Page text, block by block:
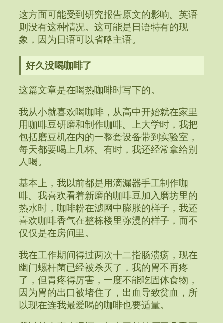
这方面可能受到研究报告原文的影响。英语
则没有这种情况。这可能是日语特有的现
象，因为日语可以省略主语。
好久没喝咖啡了
这篇文章是在喝热咖啡时写下的。
我从小就喜欢喝咖啡，从高中开始就在家里
用咖啡豆研磨和制作咖啡。上大学时，我把
包括磨豆机在内的一整套设备带到实验室，
每天都要喝上几杯。有时，我还经常拿给别
人喝。
基本上，我以前都是用滴漏器手工制作咖
啡。我喜欢看着新磨的咖啡豆加入磨坊里的
热水时，咖啡粉在滤网中膨胀的样子，我还
喜欢咖啡香气在整栋楼里弥漫的样子，而不
仅仅是在房间里。
我在工作期间得过两次十二指肠溃疡，现在
幽门螺杆菌已经被杀灭了，我的胃不再疼
了，但胃疼得厉害，一度不能吃固体食物，
因为胃的出口被堵住了，出血导致贫血，所
以现在连我最爱喝的咖啡也要适量。